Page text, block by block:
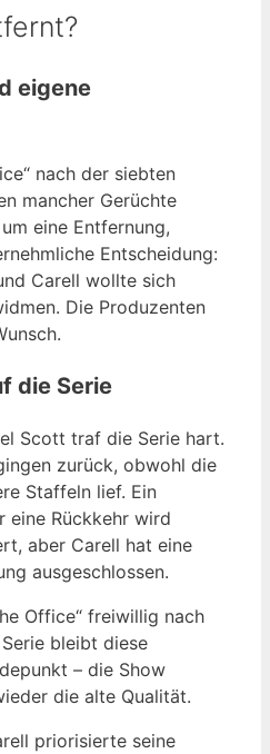
eigene
nach der siebten
mancher Gerüchte
eine Entfernung,
Entscheidung:
Carell wollte sich
Die Produzenten
die Serie
Scott traf die Serie hart.
zurück, obwohl die
Staffeln lief. Ein
eine Rückkehr wird
aber Carell hat eine
ausgeschlossen.
Office“ freiwillig nach
bleibt diese
– die Show
die alte Qualität.
priorisierte seine